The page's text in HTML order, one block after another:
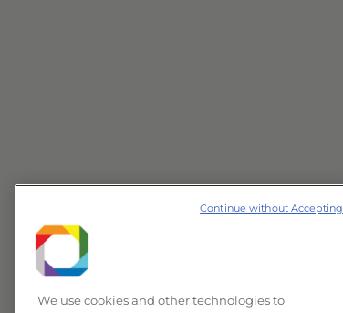
We use cookies and other technologies to
Continue without Accepting